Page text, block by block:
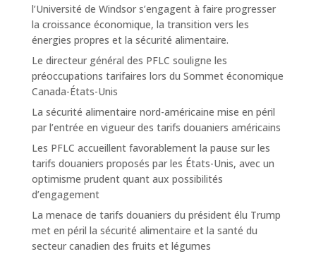
l’Université de Windsor s’engagent à faire progresser
la croissance économique, la transition vers les
énergies propres et la sécurité alimentaire.
Le directeur général des PFLC souligne les
préoccupations tarifaires lors du Sommet économique
Canada-États-Unis
La sécurité alimentaire nord-américaine mise en péril
par l’entrée en vigueur des tarifs douaniers américains
Les PFLC accueillent favorablement la pause sur les
tarifs douaniers proposés par les États-Unis, avec un
optimisme prudent quant aux possibilités
d’engagement
La menace de tarifs douaniers du président élu Trump
met en péril la sécurité alimentaire et la santé du
secteur canadien des fruits et légumes